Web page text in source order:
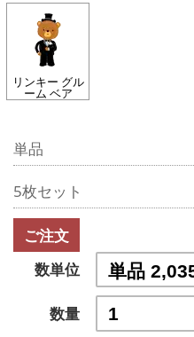
リンキー グル
ーム ベア
単品
5枚セット
ご注文
数単位
数量